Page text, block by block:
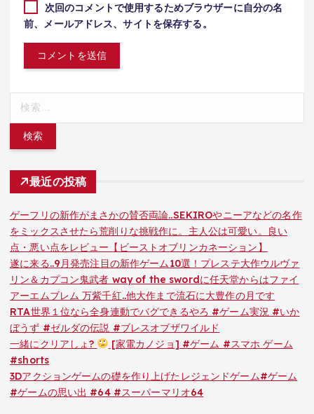
次回のコメントで使用するためブラウザーに自分の名
前、メールアドレス、サイトを保存する。
最近の投稿
ゲーフリの新作がまさかの賛否両論..SEKIROやニーアなどの名作
をミックスさせたら荒削りな挑戦作に。主人公は可愛い。良い
点・悪い点をレビュー【ビーストオブリンカネーション】
遂に来る..9月発売注目の新作ゲーム10選！プレステ大作ウルヴァ
リン＆カプコン鬼武者 way of the swordに任天堂からはファイ
アーエムブレム 万紫千紅..他大作まで流石に大豊作の月です
RTA世界１位なら全身連動でバグできるやろ #ゲーム実況 #いか
ぼうず #ゼルダの伝説 #ブレスオブザワイルド
一緒にクリアしょ?
[家電カノジョ] #ゲーム #スマホ ゲーム
#shorts
3Dアクションゲームの礎を作り上げたレジェンドゲーム#ゲーム
#ゲームの思い出 #64 #スーパーマリオ64